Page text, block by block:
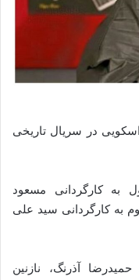
در سریال تاریخی
به کارگردانی مسعود
به کارگردانی سید علی
آذرنگ، نازنین